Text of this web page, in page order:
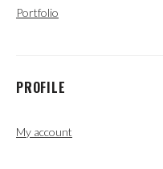
Portfolio
PROFILE
My account